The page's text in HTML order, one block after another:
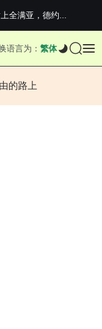
全满亚，德约...
线，官...
离谱
离谱
语言为： 繁体
的路上